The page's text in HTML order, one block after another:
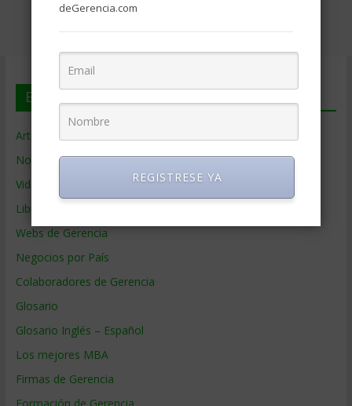
En deGerencia.com
Artículos de Gerencia
Noticias de Gerencia
Videos de Gerencia
Libros de Gerencia
Webs de Gerencia
Negocios por País
Colaboradores de Gerencia
Glosario
Glosario Inglés – Español
Los mejores MBA
Firmas de Gerencia
deGerencia.com
REGISTRESE YA